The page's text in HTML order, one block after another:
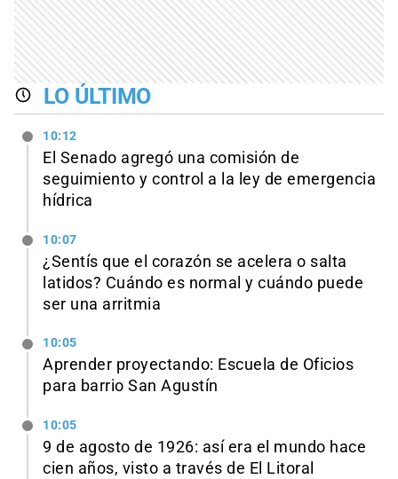
LO ÚLTIMO
10:12
El Senado agregó una comisión de
seguimiento y control a la ley de emergencia
hídrica
10:07
¿Sentís que el corazón se acelera o salta
latidos? Cuándo es normal y cuándo puede
ser una arritmia
10:05
Aprender proyectando: Escuela de Oficios
para barrio San Agustín
10:05
9 de agosto de 1926: así era el mundo hace
cien años, visto a través de El Litoral